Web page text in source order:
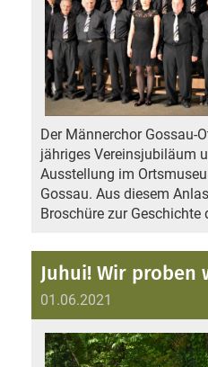
Der Männerchor Gossau-
jähriges Vereinsjubiläum
Ausstellung im
Gossau. Aus diesem
Broschüre zur Geschichte
Juhui! Wir proben
01.06.2021